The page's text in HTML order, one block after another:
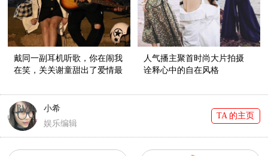
戴同一副耳机听歌，你在闹我
在笑，关关谢童甜出了爱情最
人气播主聚首时尚大片拍摄
诠释心中的自在风格
小希
娱乐编辑
TA 的主页